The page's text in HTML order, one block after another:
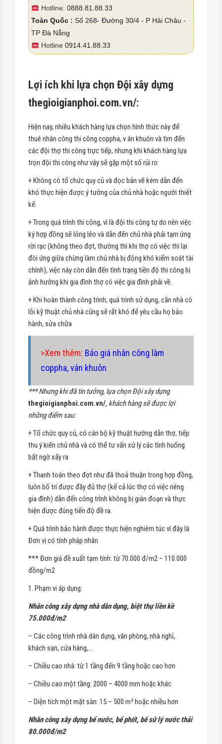
Hotline:0888.81.88.33
Toàn Quốc : Số 268- Đường 30/4 - P Hải Châu -
TP Đà Nẵng
Hotline0914.41.88.33
Lợi ích khi lựa chọn Đội xây dựng
thegioigianphoi.com.vn/:
Hiện nay, nhiều khách hàng lựa chọn hình thức này để
thuê nhân công thi công coppha, v án khuôn và tìm đến
các đội thợ thi công trực tiếp, nhưng khi khách hàng lựa
trọn đội thi công như vậy sẽ gặp một số rủi ro:
+ Không có tổ chức quy củ và đọc bản vẽ kém dẫn đến
khó thực hiện được ý tưởng của chủ nhà hoặc người thiết
kế.
+ Trong quá trình thi công, vì là đội thi công tự do nên việc
ký hợp đồng sẽ lỏng lẻo và dẫn đến chủ nhà phải tạm ứng
rời rạc (không theo đợt, thường thì khi thợ có việc thì lại
đòi ứng giữa chừng làm chủ nhà bị động khó kiểm soát tài
chính), việc này còn dẫn đến tình trạng tiền độ thi công bị
ảnh hưởng khi gia đình thợ có việc gia đình phải về.
+ Khi hoàn thành công trình, quá trình sử dụng, căn nhà có
lỗi kỹ thuật chủ nhà cũng sẽ rất khó để yêu cầu họ bảo
hành, sửa chữa
>Xem thêm: Báo giá nhân công làm
coppha, ván khuôn
*** Nhưng khi đã tin tưởng, lựa chọn Đội xây dựng
thegioigianphoi.com.vn/, khách hàng sẽ được lợi
những điểm sau:
+ Tổ chức quy củ, có cán bộ kỹ thuật hướng dẫn thợ, tiếp
thu ý kiến chủ nhà và có thể tư vấn xử lý các tình huống
bất ngờ xẩy ra
+ Thanh toán theo đợt như đã thoả thuận trong hợp đồng,
luôn bố trí được đầy đủ thợ (kể cả lúc thợ có việc riêng
gia đình) dẫn đến công trình không bị gián đoạn và thực
hiện được đúng tiến độ đề ra.
+ Quá trình bảo hành được thực hiện nghiêm túc vì đây là
Đơn vị có tính pháp nhân
*** Đơn giá đề xuất tạm tính: từ 70.000 đ/m2 – 110.000
đồng/m2
1. Phạm vi áp dụng:
Nhân công xây dựng nhà dân dụng, biệt thự liền kề
75.000đ/m2
– Các công trình nhà dân dụng, văn phòng, nhà nghỉ,
khách sạn, cửa hàng,…
– Chiều cao nhà: từ 1 tầng đến 9 tầng hoặc cao hơn
– Chiều cao một tầng: 2000 – 4000 mm hoặc khác
– Diện tích một mặt sàn: 15 – 500 m² hoặc nhiều hơn
Nhân công xây dựng bể nước, bể phốt, bể sử lý nước thải
80.000đ/m2